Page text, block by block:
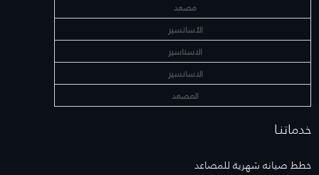
مصعد
الأسانسير
الاسناسير
الاسانسير
المصعد
خدماتنـا
خطط صيانه شهرية للمصاعد